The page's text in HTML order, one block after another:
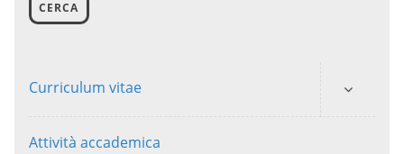
CERCA
Curriculum vitae
Attività accademica